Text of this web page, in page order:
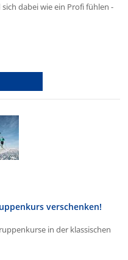
dabei wie ein Profi fühlen -
verschenken!
in der klassischen